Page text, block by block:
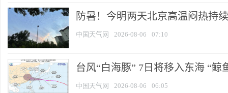
防暑！今明两天北京高温闷热持
中国天气网 2026-08-06 07:10
台风“白海豚” 7日将移入东海 “鲸
中国天气网 2026-08-06 06:05